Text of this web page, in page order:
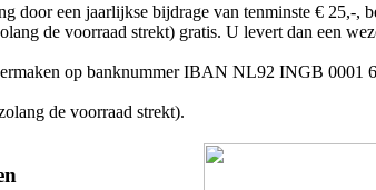
door een jaarlijkse bijdrage van tenminste €
de voorraad strekt) gratis. U levert dan een
op banknummer IBAN NL92 INGB
de voorraad strekt).